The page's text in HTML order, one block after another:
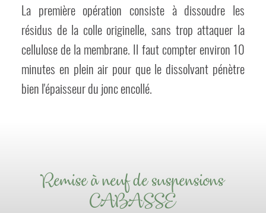
La première opération consiste à dissoudre les
résidus de la colle originelle, sans trop attaquer la
cellulose de la membrane. Il faut compter environ 10
minutes en plein air pour que le dissolvant pénètre
bien l'épaisseur du jonc encollé.
Remise à neuf de suspensions
CABASSE